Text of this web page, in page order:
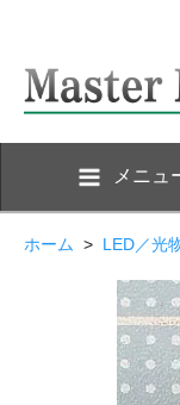
メニュ
ホーム > LED／光